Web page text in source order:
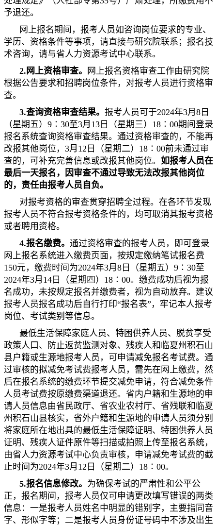
予退还。
网上报名期间，报考人员如咨询岗位要求的专业、
学历、资格条件等事项，请直接与研究院联系；报名技
术咨询，请与省人力资源考试中心联系。
2.网上资格审查。
网上报名资格审查工作由研究院
根据公告要求和招聘岗位条件，对报考人员进行资格审
查。
3.查询资格审查结果。 报考人员可于2024年3月8日
（星期五）9∶30至3月13日（星期三）18∶00期间登录
报名系统查询资格审查结果。通过资格审查的，不能再
改报其他岗位，3月12日（星期二）18∶00前未通过审
查的，可补充完善信息或改报其他岗位。 如报考人员在
最后一天报名 ， 因审查不通过导致无法改报其他岗位
的， 责任由报考人员 自负。
对报考资格的审查贯穿招聘全过程。在各环节发现
报考人员不符合报考资格条件的，均可取消其报考资格
或者聘用资格。
4.报名缴费。 通过资格审查的报考人员，即可登录
网上报名系统进入缴费页面，按规定缴纳笔试报名费
150元，缴费时间为2024年3月8日（星期五）9∶30至
2024年3月14日（星期四）18∶00。缴费成功后视为报
名成功，未按规定报名并缴费者，视为自动放弃。建议
报考人员报名成功后自行打印“报名表”，牢记本人报考
岗位、考试类别等信息。
最低生活保障家庭人员、特困供养人员、脱贫享受
政策人口、防止返贫监测对象、残疾人和临夏州积石山
县户籍或生源地报考人员，可申请减免报名考试费。通
过审核的拟减免考试费报考人员，需先在网上缴费，然
后在报名系统的缴费环节提交减免申请，符合减免条件
人员考试费按原缴费渠道退还。省内户籍和生源地的申
请人员信息由省民政厅、省农业农村厅、省残联和临夏
州积石山县核实，省外户籍和生源地的申请人员须分别
将家庭所在地出具的最低生活保障证明、特困供养人员
证明、残疾人证件原件等扫描或拍照上传至报名系统，
由省人力资源考试中心负责审核，申请减免考试费的截
止时间为2024年3月12日（星期二）18∶00。
5.报名信息修改。 为确保考试的严肃性和公平公
正，报名期间，报考人员仅可申请更改填写错误的两类
信息：一是报考人员姓名中明显的错别字，主要指同音
字、形似字等；二是报考人员身份证号码中不涉及出生